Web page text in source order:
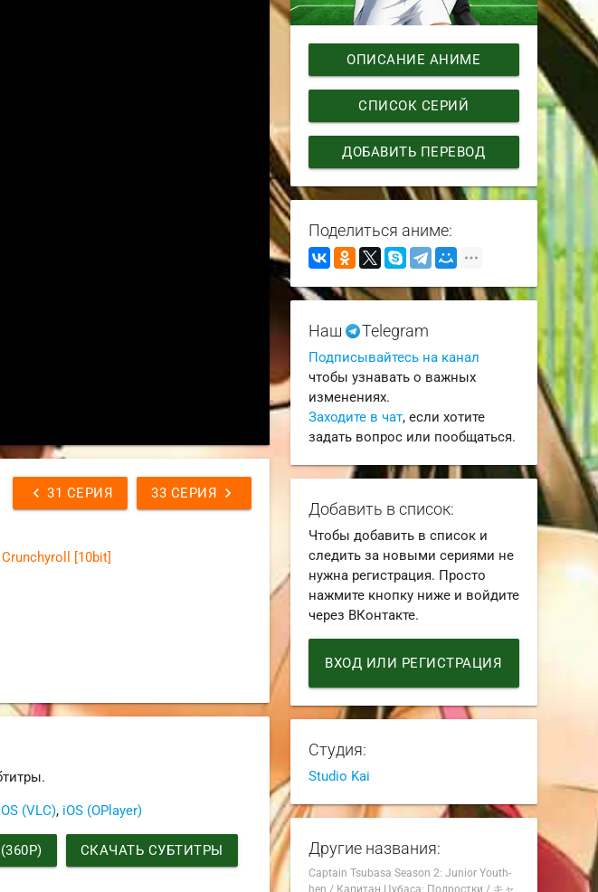
chevron_left 31 СЕРИЯ chevron_right
33 СЕРИЯ
Crunchyroll [10bit]
(VLC), iOS (OPlayer)
СКАЧАТЬ СУБТИТРЫ
ОПИСАНИЕ АНИМЕ
СПИСОК СЕРИЙ
ДОБАВИТЬ ПЕРЕВОД
Поделиться аниме:
Наш Telegram
Подписывайтесь на канал
чтобы узнавать о важных
изменениях.
Заходите в чат, если хотите
задать вопрос или пообщаться.
Добавить в список:
Чтобы добавить в список и
следить за новыми сериями не
нужна регистрация. Просто
нажмите кнопку ниже и войдите
через ВКонтакте.
ВХОД ИЛИ РЕГИСТРАЦИЯ
Студия:
Studio Kai
Другие названия:
Captain Tsubasa Season 2: Junior Youth-